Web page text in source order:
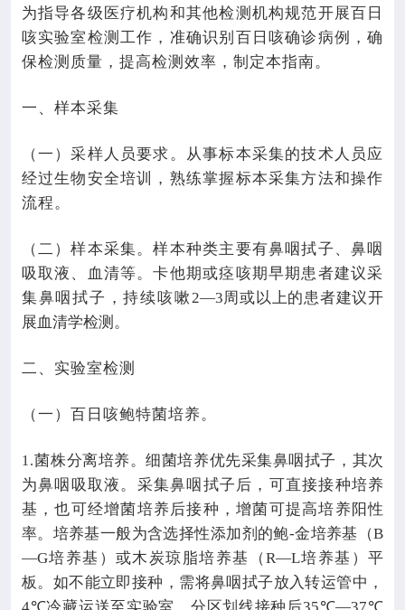
为指导各级医疗机构和其他检测机构规范开展百日
咳实验室检测工作，准确识别百日咳确诊病例，确
保检测质量，提高检测效率，制定本指南。
一、样本采集
（一）采样人员要求。从事标本采集的技术人员应
经过生物安全培训，熟练掌握标本采集方法和操作
流程。
（二）样本采集。样本种类主要有鼻咽拭子、鼻咽
吸取液、血清等。卡他期或痉咳期早期患者建议采
集鼻咽拭子，持续咳嗽 2—3周或以上的患者建议开
展血清学检测。
二、实验室检测
（一）百日咳鲍特菌培养。
1.菌株分离培养。细菌培养优先采集鼻咽拭子，其次
为鼻咽吸取液。采集鼻咽拭子后，可直接接种培养
基，也可经增菌培养后接种，增菌可提高培养阳性
率。培养基一般为含选择性添加剂的鲍-金培养基（B
—G培养基）或木炭琼脂培养基（R—L培养基）平
板。如不能立即接种，需将鼻咽拭子放入转运管中，
4℃冷藏运送至实验室，分区划线接种后35℃—37℃